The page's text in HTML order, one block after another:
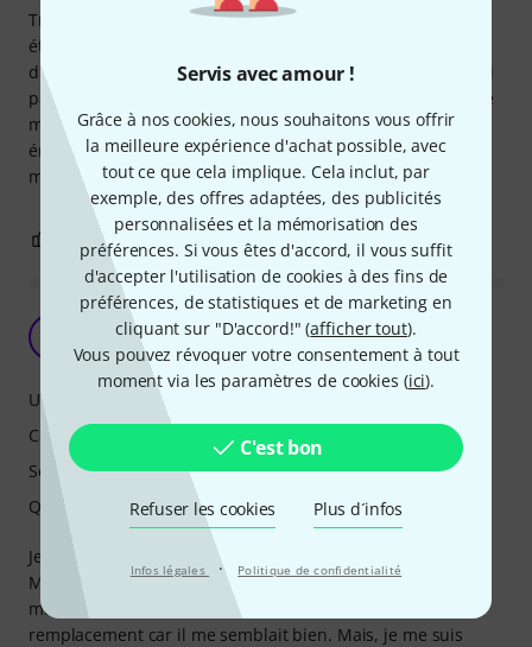
Servis avec amour !
Grâce à nos cookies, nous souhaitons vous offrir
la meilleure expérience d'achat possible, avec
tout ce que cela implique. Cela inclut, par
exemple, des offres adaptées, des publicités
personnalisées et la mémorisation des
préférences. Si vous êtes d'accord, il vous suffit
d'accepter l'utilisation de cookies à des fins de
préférences, de statistiques et de marketing en
cliquant sur "D'accord!" (afficher tout).
Vous pouvez révoquer votre consentement à tout
moment via les paramètres de cookies (ici).
C'est bon
Refuser les cookies Plus d´infos
Infos légales · Politique de confidentialité
Très belle découverte, bon matériaux, marche
étonnamment bien avec guitare et basse, beaucoup
d'option sa pousse à essayer de perfectionner ses sons. J'ai
pas tous essayer car ya beaucoup d'option que je découvre
mais honnêtement passer d'un korg pxr4 à sa ses une
énorme et agréable surprise, j'ai hate de le découvrir et de
m'amuser avec. Je recommande 10/10.
0
Bof bof
Lekonan 02.06.2026
Je cherchais un multi-effets pour remplacer mon Nux
Migthy Plug Pro qui marchait super bien mais qui a
maintenant des petits soucis. J’ai pris celui là en
remplacement car il me semblait bien. Mais, je me suis
Utilisation
Caractéristiques
Son
Qualité de fabrication